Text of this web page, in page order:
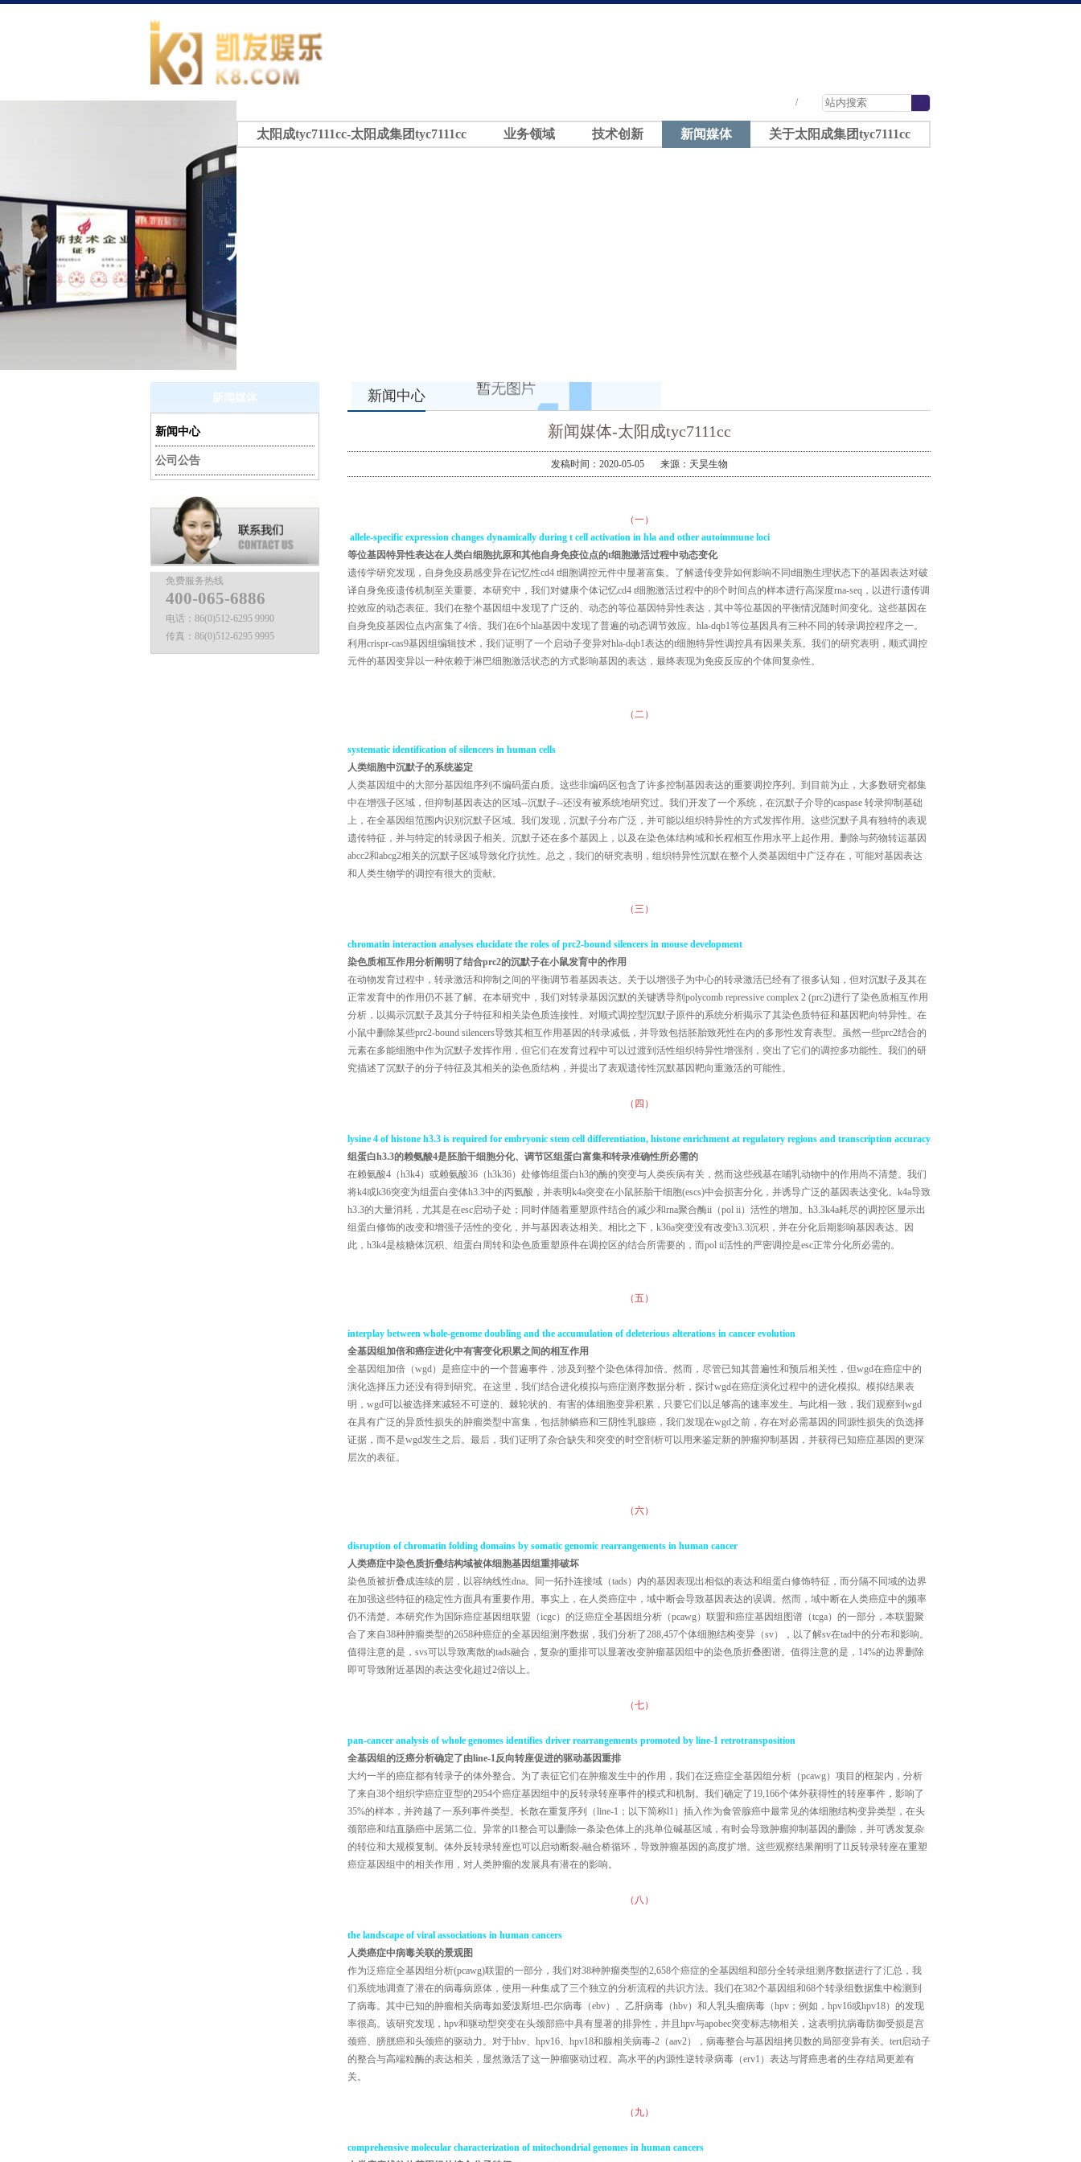
/
太阳成tyc7111cc-太阳成集团tyc7111cc 业务领域 技术创新 新闻媒体 关于太阳成集团tyc7111cc
新闻媒体
新闻中心
公司公告
免费服务热线
400-065-6886
电话： 86(0)512-6295 9990
传真： 86(0)512-6295 9995
新闻中心
新闻媒体-太阳成tyc7111cc
发稿时间：2020-05-05 来源：天昊生物
（一）
allele-specific expression changes dynamically during t cell activation in hla and other autoimmune loci
等位基因特异性表达在人类白细胞抗原和其他自身免疫位点的t细胞激活过程中动态变化
遗传学研究发现，自身免疫易感变异在记忆性cd4 t细胞调控元件中显著富集。了解遗传变异如何影响不同t细胞生理状态下的基因表达对破
译自身免疫遗传机制至关重要。本研究中，我们对健康个体记忆cd4 t细胞激活过程中的8个时间点的样本进行高深度rna-seq，以进行遗传调
控效应的动态表征。我们在整个基因组中发现了广泛的、动态的等位基因特异性表达，其中等位基因的平衡情况随时间变化。这些基因在
自身免疫基因位点内富集了4倍。我们在6个hla基因中发现了普遍的动态调节效应。hla-dqb1等位基因具有三种不同的转录调控程序之一。
利用crispr-cas9基因组编辑技术，我们证明了一个启动子变异对hla-dqb1表达的t细胞特异性调控具有因果关系。我们的研究表明，顺式调控
元件的基因变异以一种依赖于淋巴细胞激活状态的方式影响基因的表达，最终表现为免疫反应的个体间复杂性。
（二）
systematic identification of silencers in human cells
人类细胞中沉默子的系统鉴定
人类基因组中的大部分基因组序列不编码蛋白质。这些非编码区包含了许多控制基因表达的重要调控序列。到目前为止，大多数研究都集
中在增强子区域，但抑制基因表达的区域--沉默子--还没有被系统地研究过。我们开发了一个系统，在沉默子介导的caspase 转录抑制基础
上，在全基因组范围内识别沉默子区域。我们发现，沉默子分布广泛，并可能以组织特异性的方式发挥作用。这些沉默子具有独特的表观
遗传特征，并与特定的转录因子相关。沉默子还在多个基因上，以及在染色体结构域和长程相互作用水平上起作用。删除与药物转运基因
abcc2和abcg2相关的沉默子区域导致化疗抗性。总之，我们的研究表明，组织特异性沉默在整个人类基因组中广泛存在，可能对基因表达
和人类生物学的调控有很大的贡献。
（三）
chromatin interaction analyses elucidate the roles of prc2-bound silencers in mouse development
染色质相互作用分析阐明了结合prc2的沉默子在小鼠发育中的作用
在动物发育过程中，转录激活和抑制之间的平衡调节着基因表达。关于以增强子为中心的转录激活已经有了很多认知，但对沉默子及其在
正常发育中的作用仍不甚了解。在本研究中，我们对转录基因沉默的关键诱导剂polycomb repressive complex 2 (prc2)进行了染色质相互作用
分析，以揭示沉默子及其分子特征和相关染色质连接性。对顺式调控型沉默子原件的系统分析揭示了其染色质特征和基因靶向特异性。在
小鼠中删除某些prc2-bound silencers导致其相互作用基因的转录减低，并导致包括胚胎致死性在内的多形性发育表型。虽然一些prc2结合的
元素在多能细胞中作为沉默子发挥作用，但它们在发育过程中可以过渡到活性组织特异性增强剂，突出了它们的调控多功能性。我们的研
究描述了沉默子的分子特征及其相关的染色质结构，并提出了表观遗传性沉默基因靶向重激活的可能性。
（四）
lysine 4 of histone h3.3 is required for embryonic stem cell differentiation, histone enrichment at regulatory regions and transcription accuracy
组蛋白h3.3的赖氨酸4是胚胎干细胞分化、调节区组蛋白富集和转录准确性所必需的
在赖氨酸4（h3k4）或赖氨酸36（h3k36）处修饰组蛋白h3的酶的突变与人类疾病有关，然而这些残基在哺乳动物中的作用尚不清楚。我们
将k4或k36突变为组蛋白变体h3.3中的丙氨酸，并表明k4a突变在小鼠胚胎干细胞(escs)中会损害分化，并诱导广泛的基因表达变化。k4a导致
h3.3的大量消耗，尤其是在esc启动子处；同时伴随着重塑原件结合的减少和rna聚合酶ii（pol ii）活性的增加。h3.3k4a耗尽的调控区显示出
组蛋白修饰的改变和增强子活性的变化，并与基因表达相关。相比之下，k36a突变没有改变h3.3沉积，并在分化后期影响基因表达。因
此，h3k4是核糖体沉积、组蛋白周转和染色质重塑原件在调控区的结合所需要的，而pol ii活性的严密调控是esc正常分化所必需的。
（五）
interplay between whole-genome doubling and the accumulation of deleterious alterations in cancer evolution
全基因组加倍和癌症进化中有害变化积累之间的相互作用
全基因组加倍（wgd）是癌症中的一个普遍事件，涉及到整个染色体得加倍。然而，尽管已知其普遍性和预后相关性，但wgd在癌症中的
演化选择压力还没有得到研究。在这里，我们结合进化模拟与癌症测序数据分析，探讨wgd在癌症演化过程中的进化模拟。模拟结果表
明，wgd可以被选择来减轻不可逆的、棘轮状的、有害的体细胞变异积累，只要它们以足够高的速率发生。与此相一致，我们观察到wgd
在具有广泛的异质性损失的肿瘤类型中富集，包括肺鳞癌和三阴性乳腺癌，我们发现在wgd之前，存在对必需基因的同源性损失的负选择
证据，而不是wgd发生之后。最后，我们证明了杂合缺失和突变的时空剖析可以用来鉴定新的肿瘤抑制基因，并获得已知癌症基因的更深
层次的表征。
（六）
disruption of chromatin folding domains by somatic genomic rearrangements in human cancer
人类癌症中染色质折叠结构域被体细胞基因组重排破坏
染色质被折叠成连续的层，以容纳线性dna。同一拓扑连接域（tads）内的基因表现出相似的表达和组蛋白修饰特征，而分隔不同域的边界
在加强这些特征的稳定性方面具有重要作用。事实上，在人类癌症中，域中断会导致基因表达的误调。然而，域中断在人类癌症中的频率
仍不清楚。本研究作为国际癌症基因组联盟（icgc）的泛癌症全基因组分析（pcawg）联盟和癌症基因组图谱（tcga）的一部分，本联盟聚
合了来自38种肿瘤类型的2658种癌症的全基因组测序数据，我们分析了288,457个体细胞结构变异（sv），以了解sv在tad中的分布和影响。
值得注意的是，svs可以导致离散的tads融合，复杂的重排可以显著改变肿瘤基因组中的染色质折叠图谱。值得注意的是，14%的边界删除
即可导致附近基因的表达变化超过2倍以上。
（七）
pan-cancer analysis of whole genomes identifies driver rearrangements promoted by line-1 retrotransposition
全基因组的泛癌分析确定了由line-1反向转座促进的驱动基因重排
大约一半的癌症都有转录子的体外整合。为了表征它们在肿瘤发生中的作用，我们在泛癌症全基因组分析（pcawg）项目的框架内，分析
了来自38个组织学癌症亚型的2954个癌症基因组中的反转录转座事件的模式和机制。我们确定了19,166个体外获得性的转座事件，影响了
35%的样本，并跨越了一系列事件类型。长散在重复序列（line-1；以下简称l1）插入作为食管腺癌中最常见的体细胞结构变异类型，在头
颈部癌和结直肠癌中居第二位。异常的l1整合可以删除一条染色体上的兆单位碱基区域，有时会导致肿瘤抑制基因的删除，并可诱发复杂
的转位和大规模复制。体外反转录转座也可以启动断裂-融合桥循环，导致肿瘤基因的高度扩增。这些观察结果阐明了l1反转录转座在重塑
癌症基因组中的相关作用，对人类肿瘤的发展具有潜在的影响。
（八）
the landscape of viral associations in human cancers
人类癌症中病毒关联的景观图
作为泛癌症全基因组分析(pcawg)联盟的一部分，我们对38种肿瘤类型的2,658个癌症的全基因组和部分全转录组测序数据进行了汇总，我
们系统地调查了潜在的病毒病原体，使用一种集成了三个独立的分析流程的共识方法。我们在382个基因组和68个转录组数据集中检测到
了病毒。其中已知的肿瘤相关病毒如爱泼斯坦-巴尔病毒（ebv）、乙肝病毒（hbv）和人乳头瘤病毒（hpv；例如，hpv16或hpv18）的发现
率很高。该研究发现，hpv和驱动型突变在头颈部癌中具有显著的排异性，并且hpv与apobec突变标志物相关，这表明抗病毒防御受损是宫
颈癌、膀胱癌和头颈癌的驱动力。对于hbv、hpv16、hpv18和腺相关病毒-2（aav2），病毒整合与基因组拷贝数的局部变异有关。tert启动子
的整合与高端粒酶的表达相关，显然激活了这一肿瘤驱动过程。高水平的内源性逆转录病毒（erv1）表达与肾癌患者的生存结局更差有
关。
（九）
comprehensive molecular characterization of mitochondrial genomes in human cancers